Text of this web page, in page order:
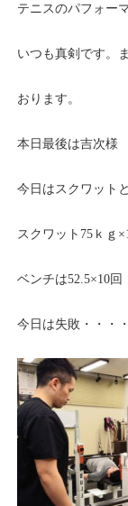
テニスのパフォー
いつも真剣です。
おります。
本日最後は吉次様
今日はスクワット
スクワット75ｋｇ
ベンチは52.5×10
今日は失敗・・・